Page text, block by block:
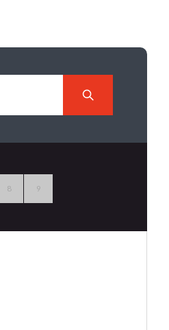
8 9